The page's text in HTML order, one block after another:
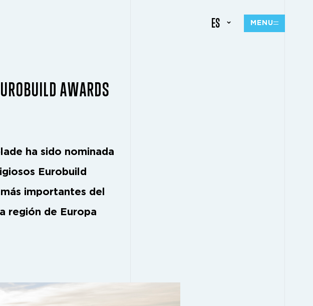
ES MENU
AWARDS
ha sido nominada
Eurobuild
importantes del
región de Europa